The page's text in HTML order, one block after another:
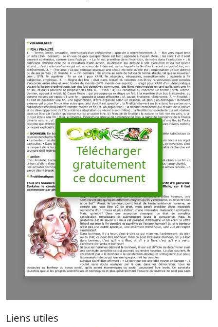
Télécharger
gratuitement
ce document
Liens utiles